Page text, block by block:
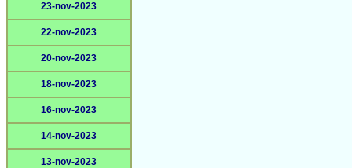
23-nov-2023
22-nov-2023
20-nov-2023
18-nov-2023
16-nov-2023
14-nov-2023
13-nov-2023